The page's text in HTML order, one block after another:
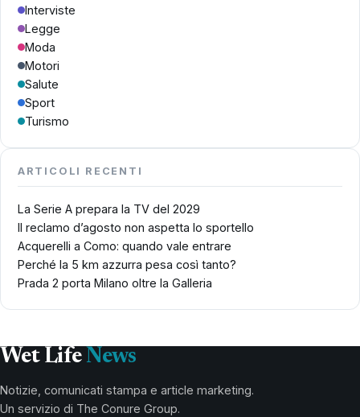
Interviste
Legge
Moda
Motori
Salute
Sport
Turismo
ARTICOLI RECENTI
La Serie A prepara la TV del 2029
Il reclamo d’agosto non aspetta lo sportello
Acquerelli a Como: quando vale entrare
Perché la 5 km azzurra pesa così tanto?
Prada 2 porta Milano oltre la Galleria
Wet Life News
Notizie, comunicati stampa e article marketing.
Un servizio di The Conure Group.